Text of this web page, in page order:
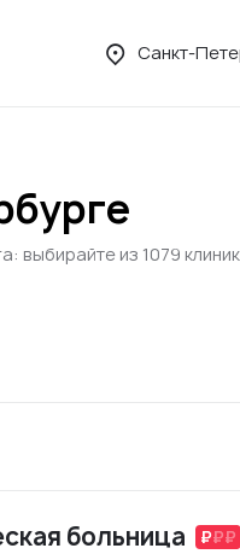
Санкт-
выбирайте из 1079
больница